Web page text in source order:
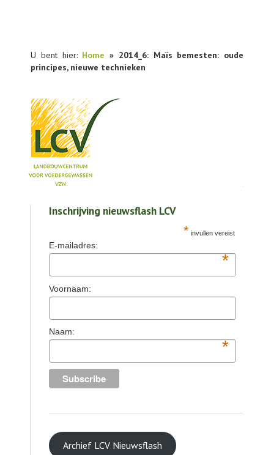
U bent hier: Home » 2014_6: Maïs bemesten: oude
principes, nieuwe technieken
PUBLICATIES
AGENDA
OVER LCV
Inschrijving nieuwsflash LCV
* invullen vereist
E-mailadres:
*
Voornaam:
Naam:
*
Archief LCV Nieuwsflash